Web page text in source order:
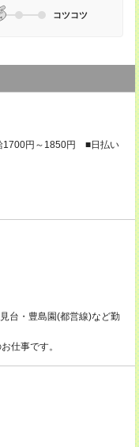
コツコツ
1700円～1850円 ■日払い
台・豊島園(都営線)など勤
仕事です。